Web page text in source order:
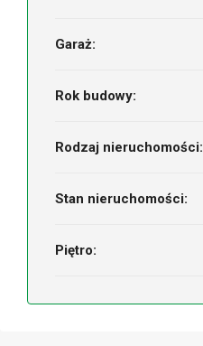
Garaż:
Rok budowy:
Rodzaj nieruchomości:
Stan nieruchomości:
Piętro: